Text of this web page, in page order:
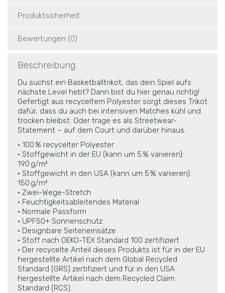
Produktsicherheit
Bewertungen (0)
Beschreibung
Du suchst ein Basketballtrikot, das dein Spiel aufs
nächste Level hebt? Dann bist du hier genau richtig!
Gefertigt aus recyceltem Polyester sorgt dieses Trikot
dafür, dass du auch bei intensiven Matches kühl und
trocken bleibst. Oder trage es als Streetwear-
Statement – auf dem Court und darüber hinaus.
• 100 % recycelter Polyester
• Stoffgewicht in der EU (kann um 5 % variieren):
190 g/m²
• Stoffgewicht in den USA (kann um 5 % variieren):
150 g/m²
• Zwei-Wege-Stretch
• Feuchtigkeitsableitendes Material
• Normale Passform
• UPF50+ Sonnenschutz
• Designbare Seiteneinsätze
• Stoff nach OEKO-TEX Standard 100 zertifiziert
• Der recycelte Anteil dieses Produkts ist für in der EU
hergestellte Artikel nach dem Global Recycled
Standard (GRS) zertifiziert und für in den USA
hergestellte Artikel nach dem Recycled Claim
Standard (RCS).